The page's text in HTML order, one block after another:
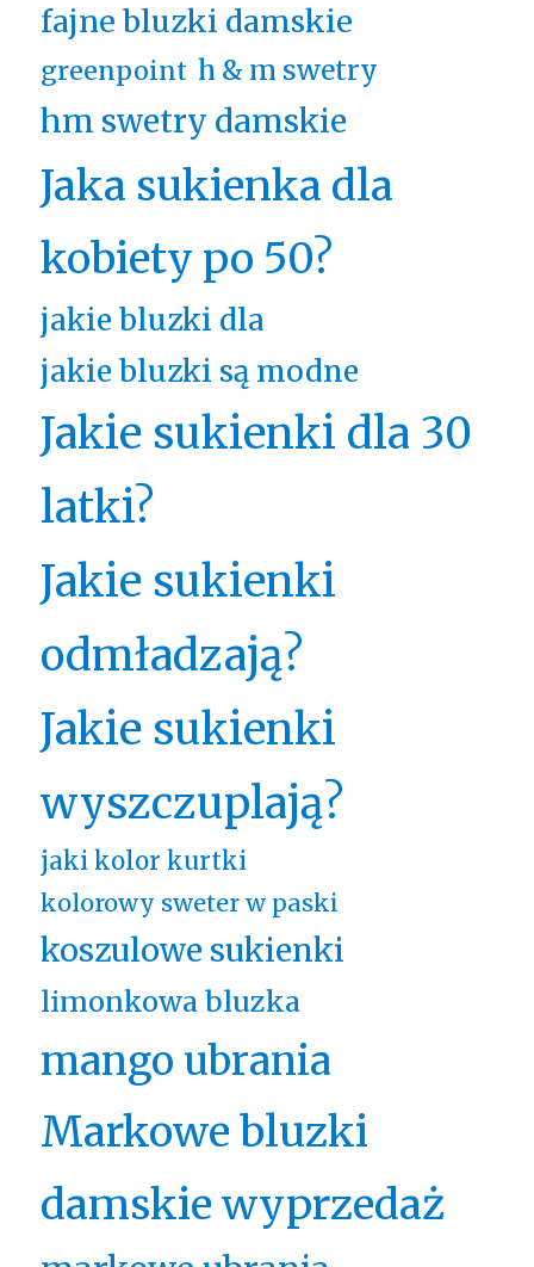
fajne bluzki damskie
greenpoint h & m swetry
hm swetry damskie
Jaka sukienka dla
kobiety po 50?
jakie bluzki dla
jakie bluzki są modne
Jakie sukienki dla 30
latki?
Jakie sukienki
odmładzają?
Jakie sukienki
wyszczuplają?
jaki kolor kurtki
kolorowy sweter w paski
koszulowe sukienki
limonkowa bluzka
mango ubrania
Markowe bluzki
damskie wyprzedaż